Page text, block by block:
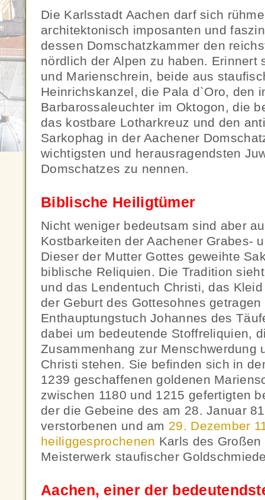
Die Karlsstadt Aachen darf sich
architektonisch imposanten und
dessen Domschatzkammer den
nördlich der Alpen zu haben. Erinnert
und Marienschrein, beide aus
Heinrichskanzel, die Pala d`Oro, den
Barbarossaleuchter im Oktogon, die
das kostbare Lotharkreuz und den
Sarkophag in der Aachener
wichtigsten und herausragendsten
Domschatzes zu nennen.
Biblische Heiligtümer
Nicht weniger bedeutsam sind aber
Kostbarkeiten der Aachener Grabes-
Dieser der Mutter Gottes geweihte
biblische Reliquien. Die Tradition
und das Lendentuch Christi, das
der Geburt des Gottesohnes
Enthauptungstuch Johannes des
dabei um bedeutende Stoffreliquien,
Zusammenhang zur Menschwerdung
Christi stehen. Sie befinden sich in
1239 geschaffenen goldenen
zwischen 1180 und 1215 gefertigten
der die Gebeine des am 28. Januar
verstorbenen und am 29. Dezember
heiliggesprochenen Karls des
Meisterwerk staufischer
Aachen, einer der